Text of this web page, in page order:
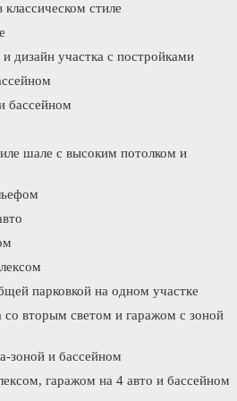
стиле
дизайн участка с постройками
бассейном
шале с высоким потолком и
парковкой на одном участке
со вторым светом и гаражом с зоной
зоной и бассейном
гаражом на 4 авто и бассейном